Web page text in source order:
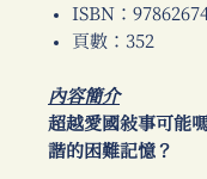
ISBN：
頁數：352
內容簡介
超越愛國敘事可能
諧的困難記憶？